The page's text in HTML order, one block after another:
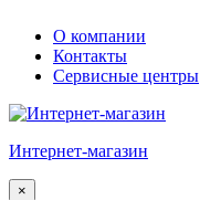
О компании
Контакты
Сервисные центры
Интернет-магазин
×